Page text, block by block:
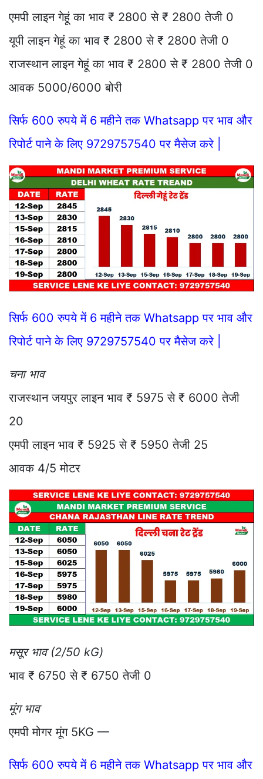
एमपी लाइन गेहूं का भाव ₹ 2800 से ₹ 2800 तेजी 0
यूपी लाइन गेहूं का भाव ₹ 2800 से ₹ 2800 तेजी 0
राजस्थान लाइन गेहूं का भाव ₹ 2800 से ₹ 2800 तेजी 0
आवक 5000/6000 बोरी
सिर्फ 600 रुपये में 6 महीने तक Whatsapp पर भाव और
रिपोर्ट पाने के लिए 9729757540 पर मैसेज करे |
सिर्फ 600 रुपये में 6 महीने तक Whatsapp पर भाव और
रिपोर्ट पाने के लिए 9729757540 पर मैसेज करे |
चना भाव
राजस्थान जयपुर लाइन भाव ₹ 5975 से ₹ 6000 तेजी
20
एमपी लाइन भाव ₹ 5925 से ₹ 5950 तेजी 25
आवक 4/5 मोटर
मसूर भाव (2/50 kG)
भाव ₹ 6750 से ₹ 6750 तेजी 0
मूंग भाव
एमपी मोगर मूंग 5KG —
सिर्फ 600 रुपये में 6 महीने तक Whatsapp पर भाव और